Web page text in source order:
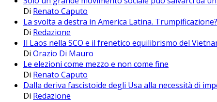
Di Renato Caputo
La svolta a destra in America Latina. Trumpificazione?
Di Redazione
Il Laos nella SCO e il frenetico equilibrismo del
Di Orazio Di Mauro
Le elezioni come mezzo e non come fine
Di Renato Caputo
Dalla deriva fascistoide degli Usa alla necessità di
Di Redazione